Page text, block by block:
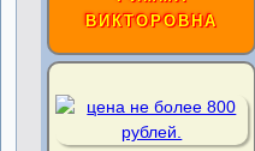
ВИКТОРОВНА